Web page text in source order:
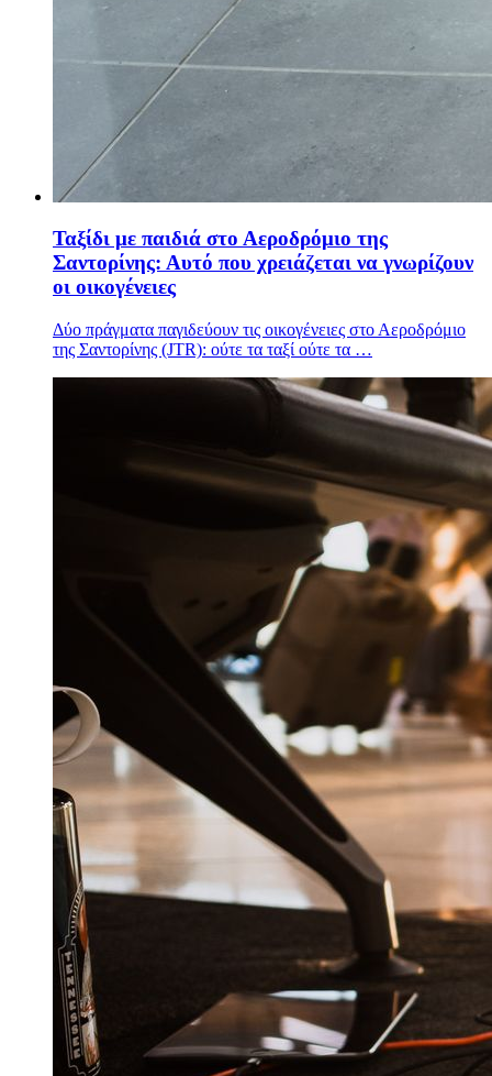
Ταξίδι με παιδιά στο Αεροδρόμιο της
Σαντορίνης: Αυτό που χρειάζεται να γνωρίζουν
οι οικογένειες
Δύο πράγματα παγιδεύουν τις οικογένειες στο Αεροδρόμιο
της Σαντορίνης (JTR): ούτε τα ταξί ούτε τα …